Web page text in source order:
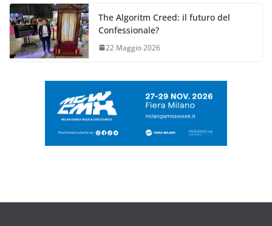
The Algoritm Creed: il futuro del
Confessionale?
22 Maggio 2026